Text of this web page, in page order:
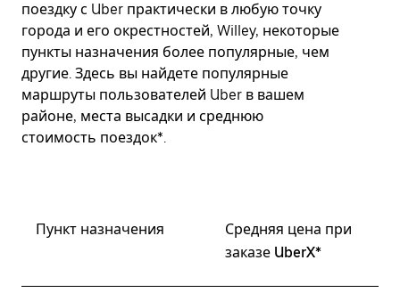
поездку с Uber практически в любую точку
города и его окрестностей, Willey, некоторые
пункты назначения более популярные, чем
другие. Здесь вы найдете популярные
маршруты пользователей Uber в вашем
районе, места высадки и среднюю
стоимость поездок*.
Пункт назначения
Средняя цена при
заказе UberX*